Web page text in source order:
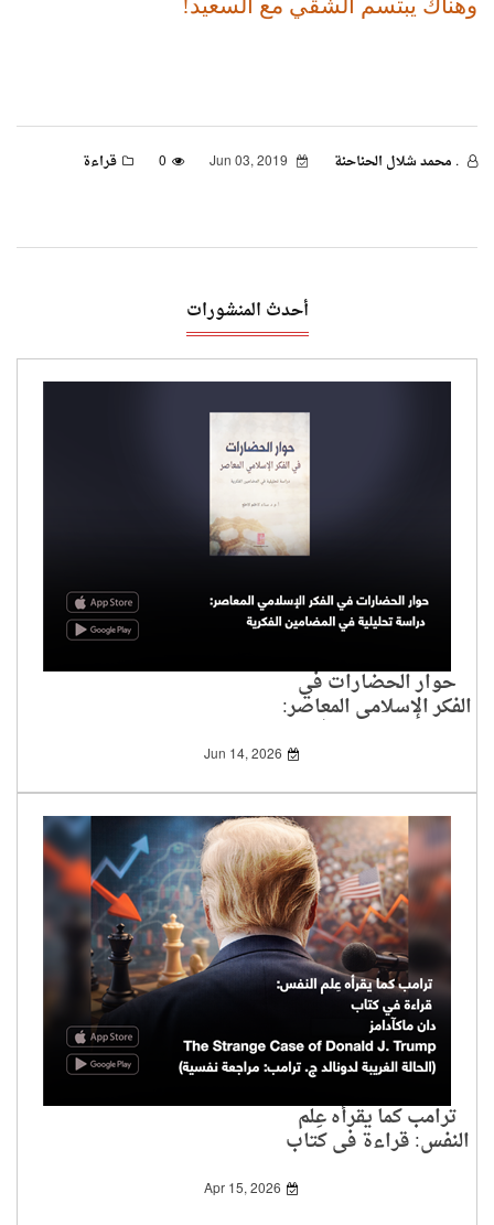
وهناك يبتسم الشقي مع السعيد!
. محمد شلال الحناحنة 0 قراءة
أحدث المنشورات
حوار الحضارات في
الفكر الإسلامي المعاصر:
دراسة تحليلية في
Jun 14, 2026
ترامب كما يقرأه عِلم
النفس: قراءة في كتاب
دان ماكآدامز
Apr 15, 2026